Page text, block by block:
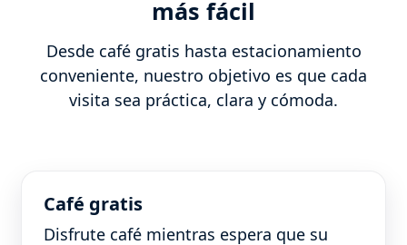
más fácil
Desde café gratis hasta estacionamiento
conveniente, nuestro objetivo es que cada
visita sea práctica, clara y cómoda.
Café gratis
Disfrute café mientras espera que su